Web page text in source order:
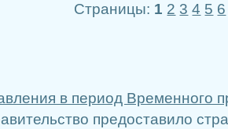
Страницы: 1 2 3 4 5 6
в период Временного
предоставило